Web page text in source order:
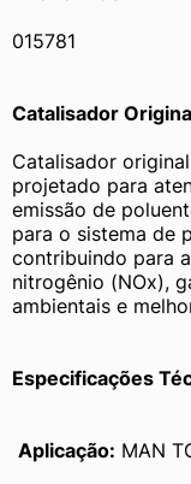
015781
Catalisador
Catalisador
projetado para
emissão de
para o sistema de
contribuindo para
nitrogênio (NOx),
ambientais e
Especificações
Aplicação: MAN